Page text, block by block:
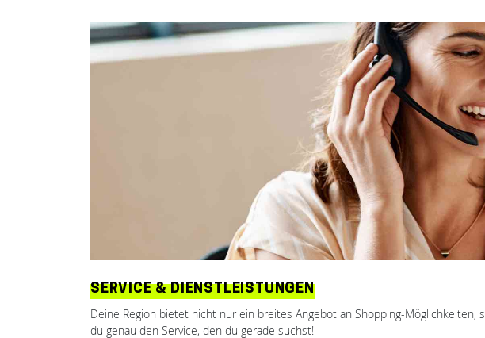
SERVICE & DIENSTLEISTUNGEN
Deine Region bietet nicht nur ein breites Angebot an Shopping-
du genau den Service, den du gerade suchst!